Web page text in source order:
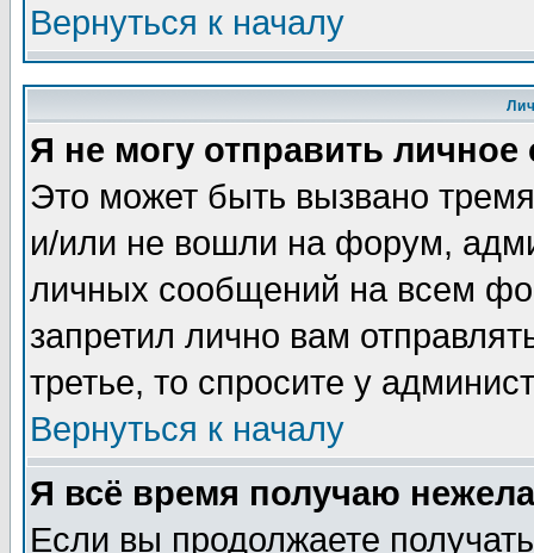
Вернуться к началу
Я не могу отправить
Это может быть вызвано
и/или не вошли на форум,
личных сообщений на всем
запретил лично вам
третье, то спросите у
Вернуться к началу
Я всё время получаю
Если вы продолжаете